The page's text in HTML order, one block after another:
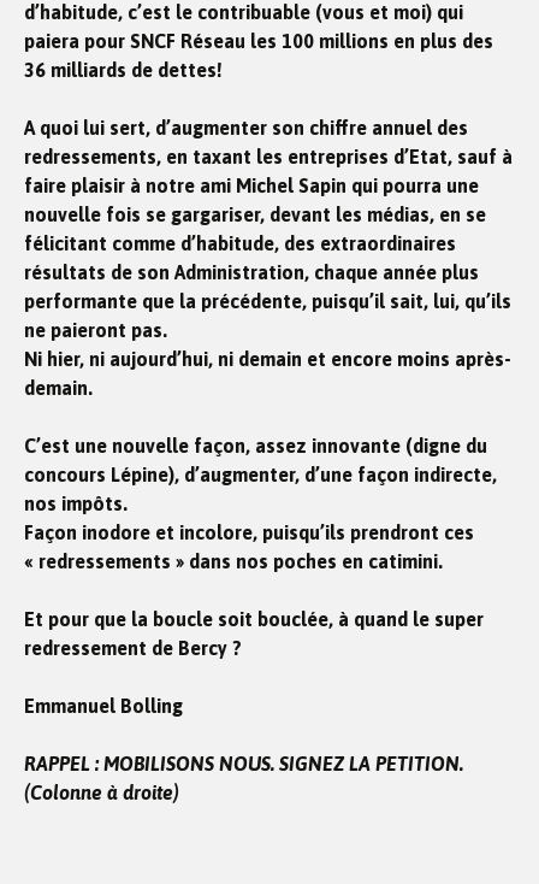
d’habitude, c’est le contribuable (vous et moi) qui
paiera pour SNCF Réseau les 100 millions en plus des
36 milliards de dettes!
A quoi lui sert, d’augmenter son chiffre annuel des
redressements, en taxant les entreprises d’Etat, sauf à
faire plaisir à notre ami Michel Sapin qui pourra une
nouvelle fois se gargariser, devant les médias, en se
félicitant comme d’habitude, des extraordinaires
résultats de son Administration, chaque année plus
performante que la précédente, puisqu’il sait, lui, qu’ils
ne paieront pas.
Ni hier, ni aujourd’hui, ni demain et encore moins après-
demain.
C’est une nouvelle façon, assez innovante (digne du
concours Lépine), d’augmenter, d’une façon indirecte,
nos impôts.
Façon inodore et incolore, puisqu’ils prendront ces
« redressements » dans nos poches en catimini.
Et pour que la boucle soit bouclée, à quand le super
redressement de Bercy ?
Emmanuel Bolling
RAPPEL : MOBILISONS NOUS. SIGNEZ LA PETITION.
(Colonne à droite)